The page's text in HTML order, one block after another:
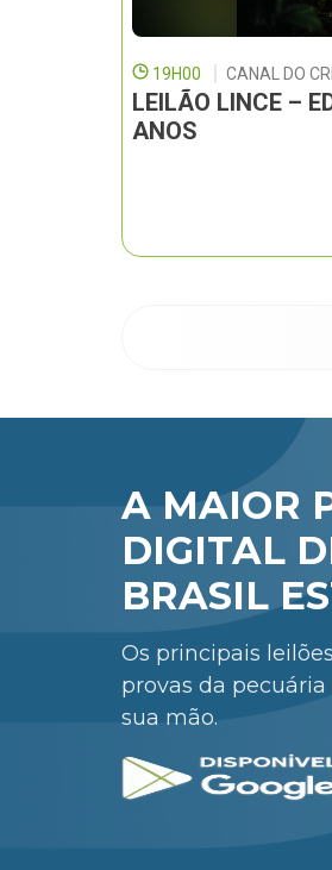
19H00 CANAL DO
LEILÃO LINCE –
ANOS
A MAIOR
DIGITAL
BRASIL
Os principais
provas da
sua mão.